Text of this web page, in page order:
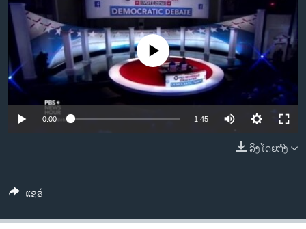
ຄົ້ນໂລກ
ເອເຊຍ
ອິດສະຫຼະພາບດ້ານການຂ່າວ
ຊີວິດຊາວລາວ
ຊຸມຊົນຊາວລາວ
ພາສາອັງກິດ
No media source currently available
0:00 1:45
ລິງໂດຍກົງ
ແຊຣ໌